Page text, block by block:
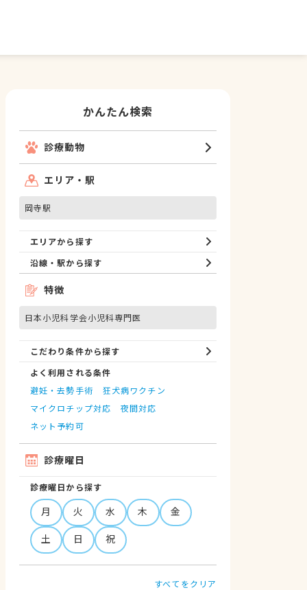
かんたん検索
診療動物
エリア・駅
岡寺駅
エリアから探す
沿線・駅から探す
特徴
日本小児科学会小児科専門医
こだわり条件から探す
よく利用される条件
避妊・去勢手術
狂犬病ワクチン
マイクロチップ対応
夜間対応
ネット予約可
診療曜日
診療曜日から探す
月 火 水 木
金
土
日 祝
すべてをクリア